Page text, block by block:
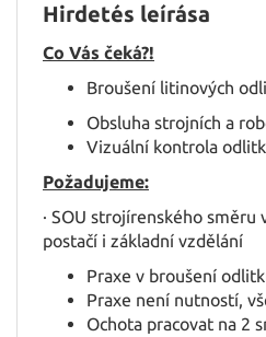
IT
DE
ES
PL
Hirdetés leírása
Co Vás čeká?!
Broušení litinových
Obsluha strojních a
Vizuální kontrola
Požadujeme:
· SOU strojírenského
postačí i základní vzdělání
Praxe v broušení
Praxe není nutností,
Ochota pracovat na 2